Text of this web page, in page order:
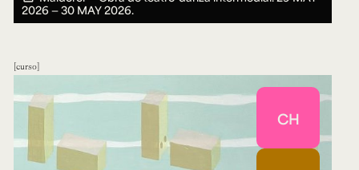
2026 ― 30 MAY 2026.
curso
CH